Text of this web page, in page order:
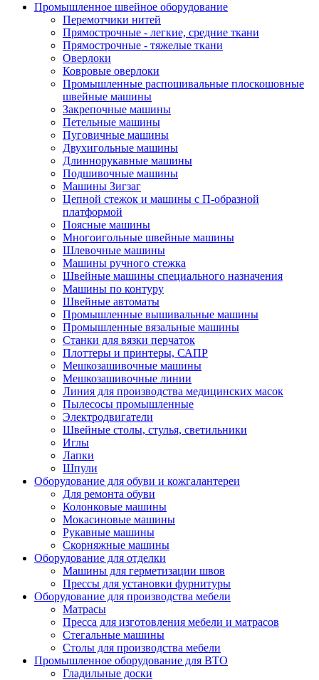
Промышленное швейное оборудование
Перемотчики нитей
Прямострочные - легкие, средние ткани
Прямострочные - тяжелые ткани
Оверлоки
Ковровые оверлоки
Промышленные распошивальные плоскошовные
швейные машины
Закрепочные машины
Петельные машины
Пуговичные машины
Двухигольные машины
Длиннорукавные машины
Подшивочные машины
Машины Зигзаг
Цепной стежок и машины с П-образной
платформой
Поясные машины
Многоигольные швейные машины
Шлевочные машины
Машины ручного стежка
Швейные машины специального назначения
Машины по контуру
Швейные автоматы
Промышленные вышивальные машины
Промышленные вязальные машины
Станки для вязки перчаток
Плоттеры и принтеры, САПР
Мешкозашивочные машины
Мешкозашивочные линии
Линия для производства медицинских масок
Пылесосы промышленные
Электродвигатели
Швейные столы, стулья, светильники
Иглы
Лапки
Шпули
Оборудование для обуви и кожгалантереи
Для ремонта обуви
Колонковые машины
Мокасиновые машины
Рукавные машины
Скорняжные машины
Оборудование для отделки
Машины для герметизации швов
Прессы для установки фурнитуры
Оборудование для производства мебели
Матрасы
Пресса для изготовления мебели и матрасов
Стегальные машины
Столы для производства мебели
Промышленное оборудование для ВТО
Гладильные доски